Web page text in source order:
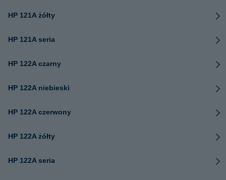
HP 121A żółty
HP 121A seria
HP 122A czarny
HP 122A niebieski
HP 122A czerwony
HP 122A żółty
HP 122A seria